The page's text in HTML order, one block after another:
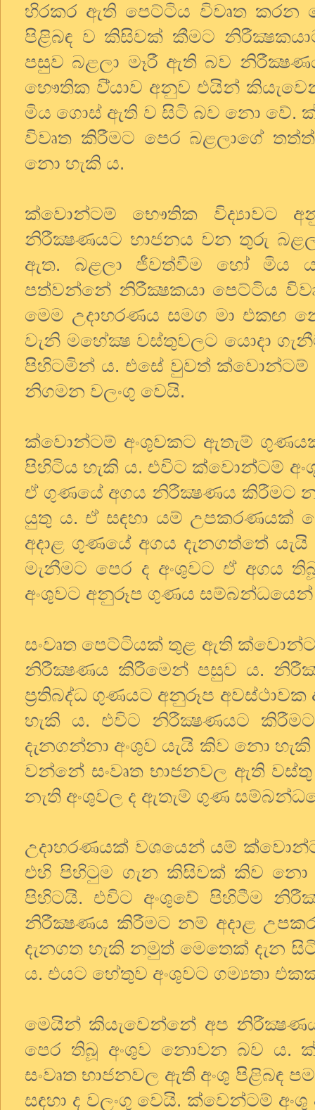
හිරකර ඇති පෙට්ටිය විවෘත කරන
පිළිබඳ ව කිසිවක් කීමට
පසුව බළලා මෑරී ඇති බව
භෞතික වි්‍යාව අනුව එයින්
මිය ගොස් ඇති ව සිටි බව නො වේ.
විවෘත කිරීමට පෙර බළලාගේ
නො හැකි ය.
ක්වොන්ටම් භෞතික විද්‍යාවට
නිරීක්‍ෂණයට භාජනය වන තුරු
ඇත. බළලා ජීවත්වීම හෝ මිය
පත්වන්නේ නිරීක්‍ෂකයා පෙට්ටිය
මෙම උදාහරණය සමග මා
වැනි මහේක්‍ෂ වස්තුවලට යොදා
පිහිටමින් ය. එසේ වුවත් ක්වොන්ටම්
නිගමන වලංගු වෙයි.
ක්වොන්ටම් අංශුවකට ඇතැම්
පිහිටිය හැකි ය. එවිට ක්වොන්ටම්
ඒ ගුණයේ අගය නිරීක්‍ෂණය කිරීමට
යුතු ය. ඒ සඳහා යම් උපකරණයක්
අදාළ ගුණයේ අගය දැනගත්තේ
මැනීමට පෙර ද අංශුවට ඒ අගය
අංශුවට අනුරූප ගුණය සම්බන්ධයෙන්
සංවෘත පෙට්ටියක් තුළ ඇති
නිරීක්‍ෂණය කිරීමෙන් පසුව ය.
ප්‍රතිබද්ධ ගුණයට අනුරූප
හැකි ය. එවිට නිරීක්‍ෂණයට
දැනගන්නා අංශුව යැයි කිව නො
වන්නේ සංවෘත භාජනවල ඇති
නැති අංශුවල ද ඇතැම් ගුණ
උදාහරණයක් වශයෙන් යම්
එහි පිහිටුම ගැන කිසිවක් කිව නො
පිහිටයි. එවිට අංශුවේ පිහිටීම
නිරීක්‍ෂණය කිරීමට නම් අදාළ
දැනගත හැකි නමුත් මෙතෙක් දැන
ය. එයට හේතුව අංශුවට ගම්‍යතා
මෙයින් කියැවෙන්නේ අප
පෙර තිබූ අංශුව නොවන බව ය.
සංවෘත භාජනවල ඇති අංශු පිළිබඳ
සඳහා ද වලංගු වෙයි. ක්වෙන්ටම්